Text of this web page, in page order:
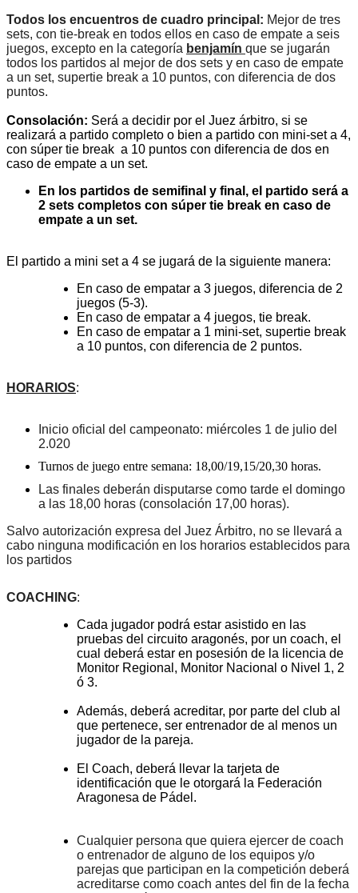
Todos los encuentros de cuadro principal: Mejor de tres
sets, con tie-break en todos ellos en caso de empate a seis
juegos, excepto en la categoría benjamín que se jugarán
todos los partidos al mejor de dos sets y en caso de empate
a un set, supertie break a 10 puntos, con diferencia de dos
puntos.
Consolación: Será a decidir por el Juez árbitro, si se
realizará a partido completo o bien a partido con mini-set a 4,
con súper tie break a 10 puntos con diferencia de dos en
caso de empate a un set.
En los partidos de semifinal y final, el partido será a
2 sets completos con súper tie break en caso de
empate a un set.
El partido a mini set a 4 se jugará de la siguiente manera:
En caso de empatar a 3 juegos, diferencia de 2
juegos (5-3).
En caso de empatar a 4 juegos, tie break.
En caso de empatar a 1 mini-set, supertie break
a 10 puntos, con diferencia de 2 puntos.
HORARIOS:
Inicio oficial del campeonato: miércoles 1 de julio del
2.020
Turnos de juego entre semana: 18,00/19,15/20,30 horas.
Las finales deberán disputarse como tarde el domingo
a las 18,00 horas (consolación 17,00 horas).
Salvo autorización expresa del Juez Árbitro, no se llevará a
cabo ninguna modificación en los horarios establecidos para
los partidos
COACHING:
Cada jugador podrá estar asistido en las
pruebas del circuito aragonés, por un coach, el
cual deberá estar en posesión de la licencia de
Monitor Regional, Monitor Nacional o Nivel 1, 2
ó 3.
Además, deberá acreditar, por parte del club al
que pertenece, ser entrenador de al menos un
jugador de la pareja.
El Coach, deberá llevar la tarjeta de
identificación que le otorgará la Federación
Aragonesa de Pádel.
Cualquier persona que quiera ejercer de coach
o entrenador de alguno de los equipos y/o
parejas que participan en la competición deberá
acreditarse como coach antes del fin de la fecha